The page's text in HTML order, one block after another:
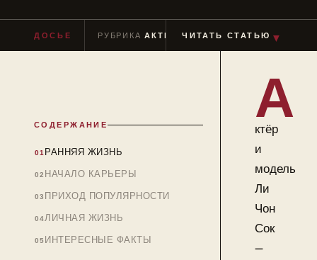
ДОСЬЕ РУБРИКААКТЕРЫ ЧТЕНИЕ ≈ 9 МИН
ЧИТАТЬ СТАТЬЮ ▼
СОДЕРЖАНИЕ
РАННЯЯ ЖИЗНЬ
НАЧАЛО КАРЬЕРЫ
ПРИХОД ПОПУЛЯРНОСТИ
ЛИЧНАЯ ЖИЗНЬ
ИНТЕРЕСНЫЕ ФАКТЫ
А
ктёр
и
модель
Ли
Чон
Сок
—